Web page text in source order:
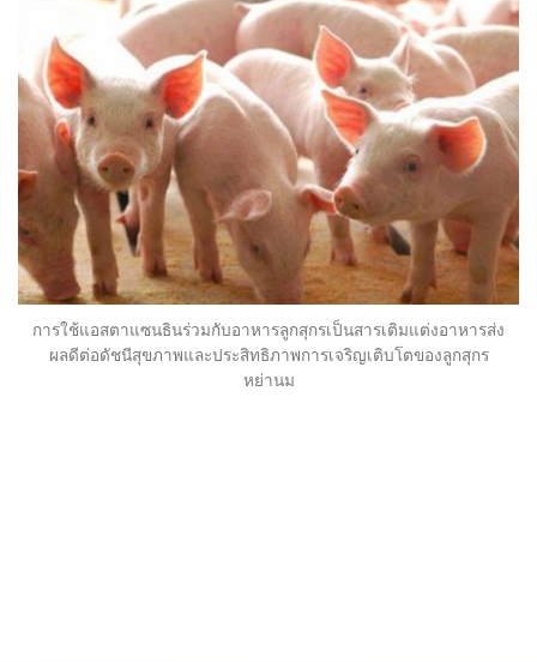
การใช้แอสตาแซนธินร่วมกับอาหารลูกสุกรเป็นสารเติมแต่งอาหารส่ง
ผลดีต่อดัชนีสุขภาพและประสิทธิภาพการเจริญเติบโตของลูกสุกร
หย่านม